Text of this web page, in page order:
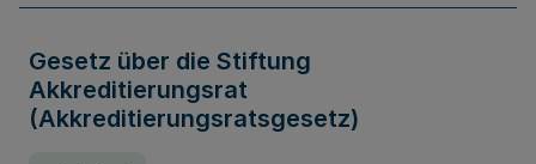
Gesetz über die Stiftung
Akkreditierungsrat
(Akkreditierungsratsgesetz)